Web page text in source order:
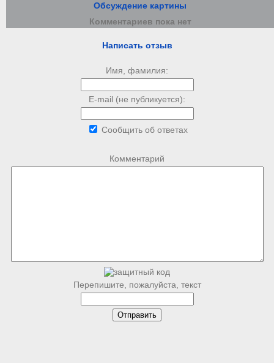
Обсуждение картины
Комментариев пока нет
Написать отзыв
Имя, фамилия:
E-mail (не публикуется):
Сообщить об ответах
Комментарий
Перепишите, пожалуйста, текст